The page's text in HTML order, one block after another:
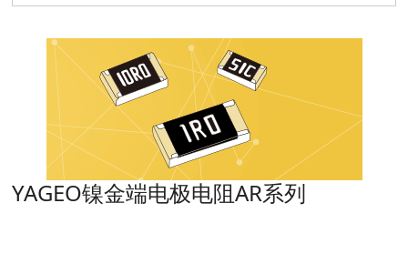
YAGEO镍金端电极电阻AR系列